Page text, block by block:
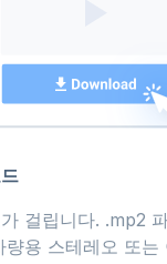
걸립니다. .mp2
용 스테레오 또는